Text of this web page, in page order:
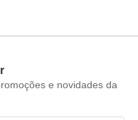
e novidades da